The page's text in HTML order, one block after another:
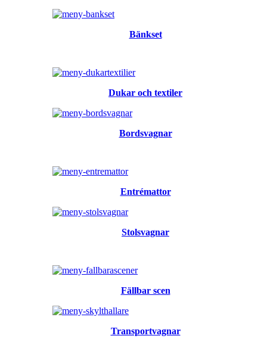
Bänkset
Dukar och textiler
Bordsvagnar
Entrémattor
Stolsvagnar
Fällbar scen
Transportvagnar